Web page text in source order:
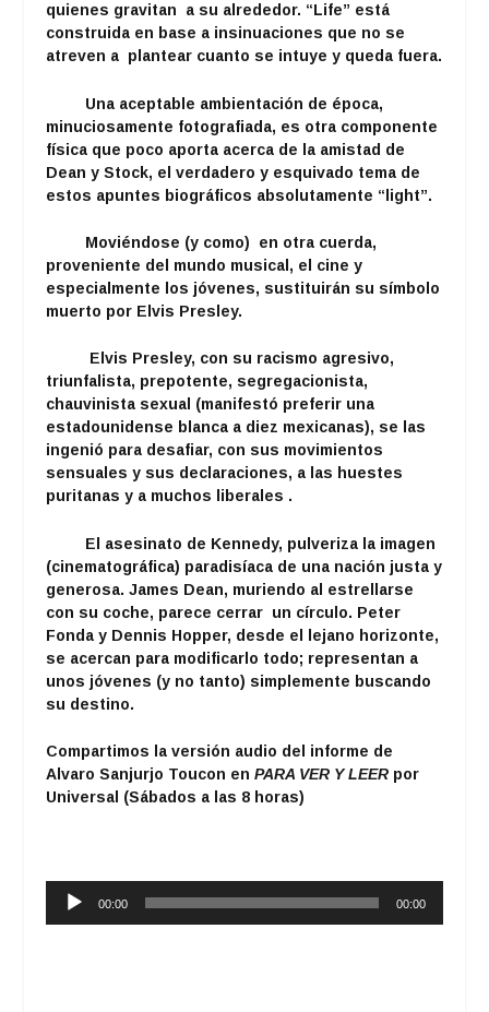
quienes gravitan a su alrededor. “Life” está
construida en base a insinuaciones que no se
atreven a plantear cuanto se intuye y queda fuera.
Una aceptable ambientación de época,
minuciosamente fotografiada, es otra componente
física que poco aporta acerca de la amistad de
Dean y Stock, el verdadero y esquivado tema de
estos apuntes biográficos absolutamente “light”.
Moviéndose (y como) en otra cuerda,
proveniente del mundo musical, el cine y
especialmente los jóvenes, sustituirán su símbolo
muerto por Elvis Presley.
Elvis Presley, con su racismo agresivo,
triunfalista, prepotente, segregacionista,
chauvinista sexual (manifestó preferir una
estadounidense blanca a diez mexicanas), se las
ingenió para desafiar, con sus movimientos
sensuales y sus declaraciones, a las huestes
puritanas y a muchos liberales .
El asesinato de Kennedy, pulveriza la imagen
(cinematográfica) paradisíaca de una nación justa y
generosa. James Dean, muriendo al estrellarse
con su coche, parece cerrar un círculo. Peter
Fonda y Dennis Hopper, desde el lejano horizonte,
se acercan para modificarlo todo; representan a
unos jóvenes (y no tanto) simplemente buscando
su destino.
Compartimos la versión audio del informe de
Alvaro Sanjurjo Toucon enPARA VER Y LEER por
Universal (Sábados a las 8 horas)
Reproductor
00:00 00:00